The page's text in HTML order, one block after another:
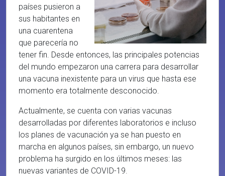
países pusieron a
sus habitantes en
una cuarentena
que parecería no
tener fin. Desde entonces, las principales potencias
del mundo empezaron una carrera para desarrollar
una vacuna inexistente para un virus que hasta ese
momento era totalmente desconocido.
Actualmente, se cuenta con varias vacunas
desarrolladas por diferentes laboratorios e incluso
los planes de vacunación ya se han puesto en
marcha en algunos países, sin embargo, un nuevo
problema ha surgido en los últimos meses: las
nuevas variantes de COVID-19.